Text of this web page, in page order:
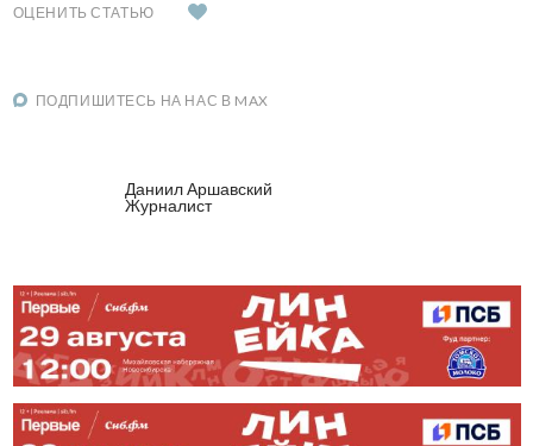
ОЦЕНИТЬ СТАТЬЮ
ПОДПИШИТЕСЬ НА НАС В MAX
Даниил Аршавский
Журналист